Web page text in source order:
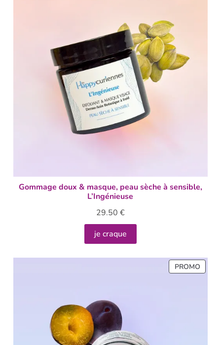
Gommage doux & masque, peau sèche à sensible,
L’Ingénieuse
29.50 €
je craque
PROMO